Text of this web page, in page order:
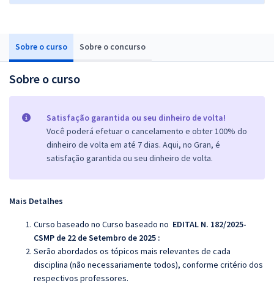
Sobre o curso Sobre o concurso
Sobre o curso
Satisfação garantida ou seu dinheiro de volta!
Você poderá efetuar o cancelamento e obter 100% do
dinheiro de volta em até 7 dias. Aqui, no Gran, é
satisfação garantida ou seu dinheiro de volta.
Mais Detalhes
Curso baseado no Curso baseado no EDITAL N. 182/2025-
CSMP de 22 de Setembro de 2025 :
Serão abordados os tópicos mais relevantes de cada
disciplina (não necessariamente todos), conforme critério dos
respectivos professores.